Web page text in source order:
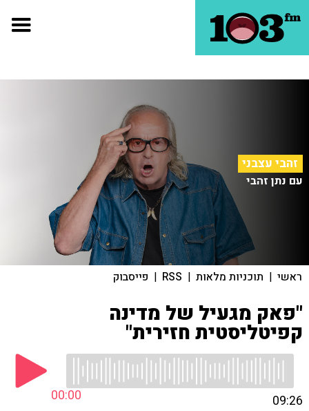
זהבי עצבני
עם נתן זהבי
ראשי | תוכניות מלאות |
RSS
| פייסבוק
"פאק מגעיל של מדינה
קפיטליסטית חזירית"
00:00 09:26